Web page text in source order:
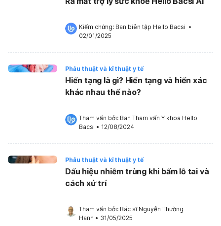
Kiểm chứng: Ban biên tập Hello Bacsi •
02/01/2025
Phẫu thuật và kĩ thuật y tế
Hiến tạng là gì? Hiến tạng và hiến xác
khác nhau thế nào?
Tham vấn bởi: Ban Tham vấn Y khoa Hello
Bacsi • 12/08/2024
Phẫu thuật và kĩ thuật y tế
Dấu hiệu nhiễm trùng khi bấm lỗ tai và
cách xử trí
Tham vấn bởi: Bác sĩ Nguyễn Thường
Hanh • 31/05/2025